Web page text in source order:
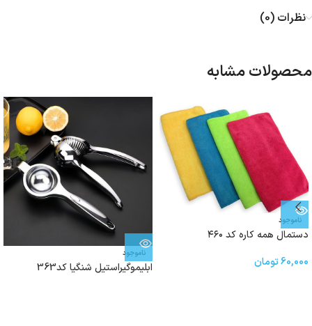
نظرات (0)
محصولات مشابه
ناموجود
دستمال همه کاره کد ۴۶۰
60,000تومان
ناموجود
ابلیموگیراستیل شنگیا کد363